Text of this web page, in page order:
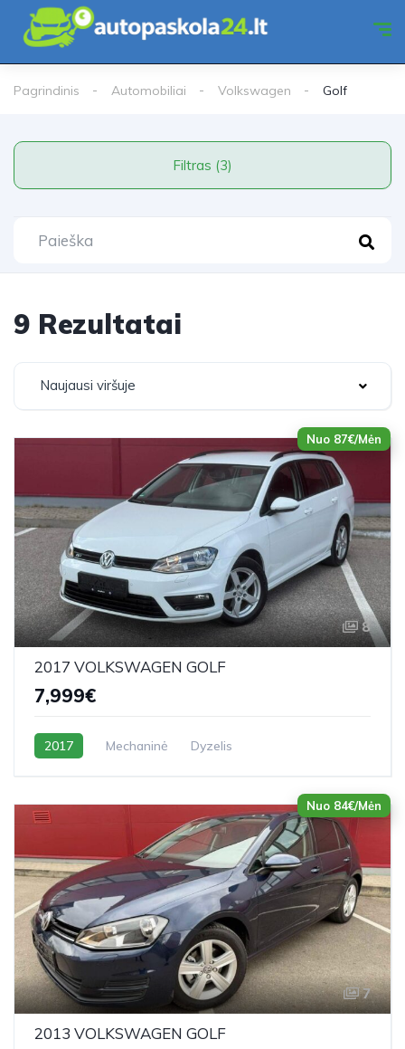
Pagrindinis Automobiliai Volkswagen Golf
Filtras (3)
9 Rezultatai
Naujausi viršuje
Nuo 87€/Mėn
8
2017 VOLKSWAGEN GOLF
7,999€
2017 Mechaninė Dyzelis
Nuo 84€/Mėn
7
2013 VOLKSWAGEN GOLF